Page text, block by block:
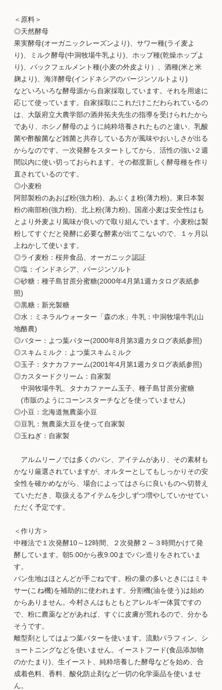
＜原料＞
◎天然酵母
果実酵母(オーガニックレーズンより)、サワー種(ライ麦よ
り)、ミルク酵母(中洞牧場牛乳より)、ホップ種(乾燥ホップよ
り)、バックフェルメント種(小麦の外皮より）、酒種(米と米
麹より)、海洋酵母(インドネシアのバージンソルトより)
などいろいろな酵母源から自家採取しています。それを用途に
応じて使っています。自家採取にこれだけこだわられているの
は、大阪府立大農学部の酒井拓夫先生の指導を受けられたから
であり、ホシノ酵母のように純粋培養されたものと違い、乳酸
菌や酢酸菌など雑菌と共存している方が風味やおいしさが出る
からなのです。一次発酵をスタートしてから、活性の強い２週
間以内に使い切っておられます。その都度新しく酵母種を作り
直されているのです。
◎小麦粉
阿部製粉のあおば粉(強力粉)、あぶくま粉(薄力粉)。東日本製
粉の南部粉(強力粉)、北上粉(薄力粉)。国産小麦は安全性はも
とより外麦より風味が良いので取り組んでいます。小麦粉は製
粉してすぐだと発酵に必要な酵素が出てこないので、１ヶ月以
上ねかして使います。
◎ライ麦粉：桜井食品、オーガニック認証
◎塩：インドネシア、バージンソルト
◎砂糖：種子島甘蔗分蜜糖(2000年4月第1週カタログ表紙参
照)
◎黒糖：新光製糖
◎水：ミネラルウォーター「森の水」牛乳：中洞牧場牛乳(山
地酪農)
◎バター：よつ葉バター(2000年8月第3週カタログ表紙参照)
◎スキムミルク：よつ葉スキムミルク
◎玉子：タナカファーム(2001年4月第1週カタログ表紙参照)
◎カスタードクリーム：自家製
中洞牧場牛乳、タナカファーム玉子、種子島甘蔗分蜜糖
(市販のようにコーンスターチなどを使っていません)
◎小豆：北海道無農薬小豆
◎豆乳：無農薬大豆を使って自家製
◎玉ねぎ：自家製
アルムリーノでは多くのパン、アイテムがあり、その素材も
かなり厳選されていますが、オルターとしてもしっかりその安
全性を確かめながら、場合によってはさらに良いものへ切替え
ていただき、取扱えるアイテムを少しずつ増やしていかせてい
ただく予定です。
＜作り方＞
中種法で１次発酵10～12時間、２次発酵２～３時間かけて発
酵しています。朝5:00から夜9:00までパン造りをされていま
す。
パン生地はほとんどが手ごねです。粉の量の多いときにはミキ
サー(こね機)を補助的に使われます。分割機(油を使う)は始め
からありません。今村さんはもともとアレルギー体質ですの
で、粉に農薬などがあれば、すぐに皮膚が荒れるので、分かる
そうです。
離型剤としてはよつ葉バターを使います。流動パラフィン、シ
ョートニングなどを使いません。イーストフード(食品添加物
のかたまり)、生イースト、純粋培養した酵母などを始め、合
成着色料、香料、酸化防止剤など一切の化学薬品を使いませ
ん。